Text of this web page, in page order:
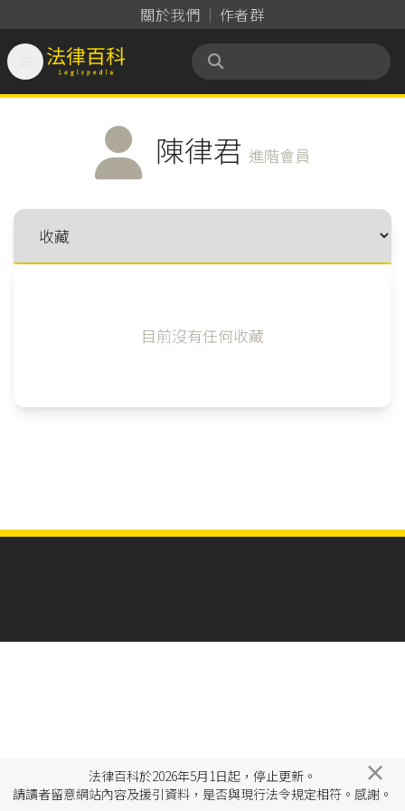
關於我們 作者群
法律百科 Legispedia
陳律君 進階會員
目前沒有任何收藏
法律百科於2026年5月1日起，停止更新。
請讀者留意網站內容及援引資料，是否與現行法令規定相符。感謝。
×